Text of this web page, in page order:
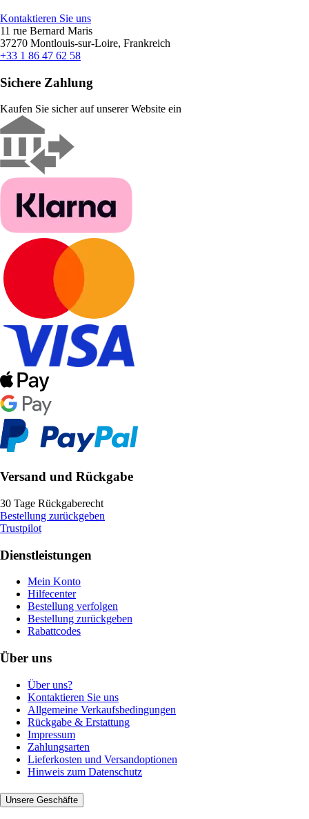
Kontaktieren Sie uns
11 rue Bernard Maris
37270 Montlouis-sur-Loire, Frankreich
+33 1 86 47 62 58
Sichere Zahlung
Kaufen Sie sicher auf unserer Website ein
Versand und Rückgabe
30 Tage Rückgaberecht
Bestellung zurückgeben
Trustpilot
Dienstleistungen
Mein Konto
Hilfecenter
Bestellung verfolgen
Bestellung zurückgeben
Rabattcodes
Über uns
Über uns?
Kontaktieren Sie uns
Allgemeine Verkaufsbedingungen
Rückgabe & Erstattung
Impressum
Zahlungsarten
Lieferkosten und Versandoptionen
Hinweis zum Datenschutz
Unsere Geschäfte